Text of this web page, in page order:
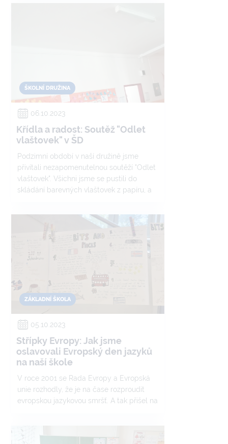
ŠKOLNÍ DRUŽINA
06.10.2023
Křídla a radost: Soutěž "Odlet
vlaštovek" v ŠD
Podzimní období v naší družině jsme
přivítali nezapomenutelnou soutěží "Odlet
vlaštovek". Všichni jsme se pustili do
skládání barevných vlaštovek z papíru, a
vzrušení na startovní čáře! Po vzletu jsme
sledovali dolet a vyhlásili šampióna s
nejdelším letem. Všichni naši odvážní
"letci" byli odměněni za svůj úsilí. Soutěž
byla tak zábavná, že se těšíme na další
opakování této tradiční události!"
ZÁKLADNÍ ŠKOLA
05.10.2023
Střípky Evropy: Jak jsme
oslavovali Evropský den jazyků
na naší škole
V roce 2001 se Rada Evropy a Evropská
unie rozhodly, že je na čase rozproudit
evropskou jazykovou smršť. A tak přišel na
s velkou parádou.